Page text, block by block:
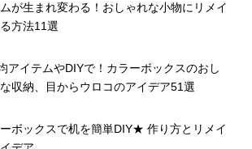
が生まれ変わる！おしゃれな小物にリメイ
方法11選
アイテムやDIYで！カラーボックスのおし
収納、目からウロコのアイデア51選
ボックスで机を簡単DIY★ 作り方とリメイ